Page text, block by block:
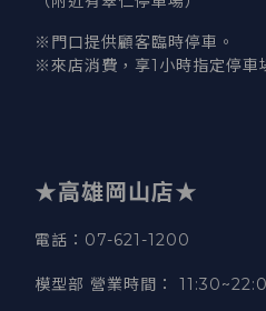
※門口提供顧客臨時停車。
※來店消費，享1小時指定停車
★高雄岡山店★
電話：07-621-1200
模型部 營業時間 ：